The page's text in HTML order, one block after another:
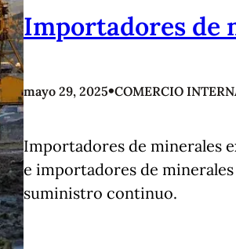
Importadores de
mayo 29, 2025•COMERCIO
Importadores de minerales
e importadores de
suministro continuo.